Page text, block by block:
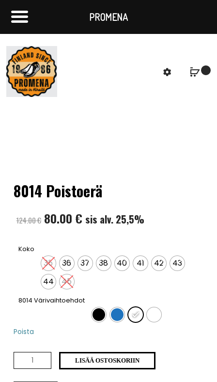
8014 Poistoerä
124.00€ Alkuperäinen
oli:
124.00 €.
80.00 € Nykyinen
on:
80.00 €.
sis alv. 25,5%
Koko
35 36 37 38 40 41 42
43
44
45
8014 Värivaihtoehdot
Poista
LISÄÄ OSTOSKORIIN
PROMENA